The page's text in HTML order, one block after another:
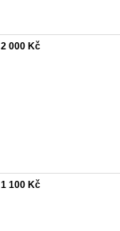
2 000 Kč
1 100 Kč